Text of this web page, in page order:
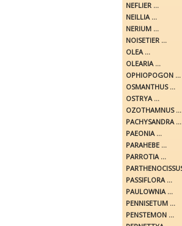
NEFLIER ...
NEILLIA ...
NERIUM ...
NOISETIER ...
OLEA ...
OLEARIA ...
OPHIOPOGON ...
OSMANTHUS ...
OSTRYA ...
OZOTHAMNUS ...
PACHYSANDRA ...
PAEONIA ...
PARAHEBE ...
PARROTIA ...
PASSIFLORA ...
PAULOWNIA ...
PENNISETUM ...
PENSTEMON ...